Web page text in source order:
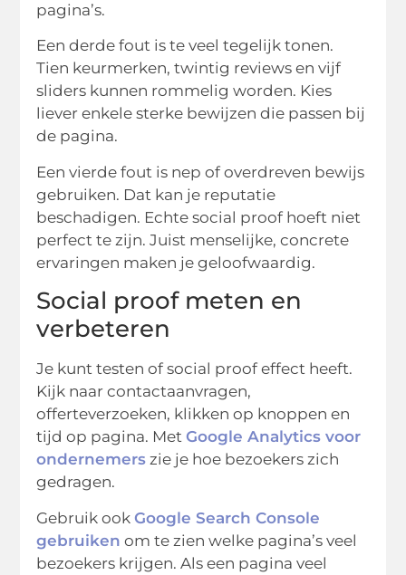
pagina’s.
Een derde fout is te veel tegelijk tonen.
Tien keurmerken, twintig reviews en vijf
sliders kunnen rommelig worden. Kies
liever enkele sterke bewijzen die passen bij
de pagina.
Een vierde fout is nep of overdreven bewijs
gebruiken. Dat kan je reputatie
beschadigen. Echte social proof hoeft niet
perfect te zijn. Juist menselijke, concrete
ervaringen maken je geloofwaardig.
Social proof meten en
verbeteren
Je kunt testen of social proof effect heeft.
Kijk naar contactaanvragen,
offerteverzoeken, klikken op knoppen en
tijd op pagina. MetGoogle Analytics voor
ondernemers zie je hoe bezoekers zich
gedragen.
Gebruik ookGoogle Search Console
gebruiken om te zien welke pagina’s veel
bezoekers krijgen. Als een pagina veel